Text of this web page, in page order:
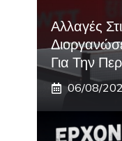
Αλλαγές
Για Την
06/08/